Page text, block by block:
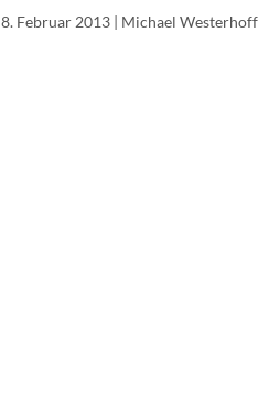
8. Februar 2013 | Michael Westerhoff